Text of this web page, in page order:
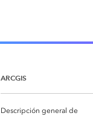
ARCGIS
Descripción general de